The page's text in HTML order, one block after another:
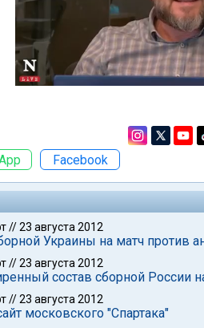
Facebook
//23 августа 2012
Украины на матч против
//23 августа 2012
состав сборной России
//23 августа 2012
московского "Спартака"